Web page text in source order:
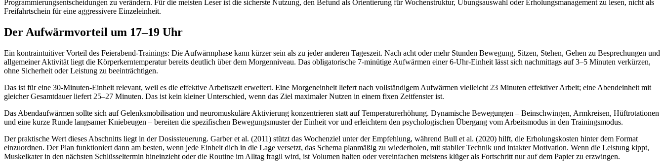
Programmierungsentscheidungen zu verändern. Für die meisten Leser ist die sicherste Nutzung, den Befund als Orientierung für Wochenstruktur, Übungsauswahl oder Erholungsmanagement zu lesen, nicht als
Freifahrtschein für eine aggressivere Einzeleinheit.
Der Aufwärmvorteil um 17–19 Uhr
Ein kontraintuitiver Vorteil des Feierabend-Trainings: Die Aufwärmphase kann kürzer sein als zu jeder anderen Tageszeit. Nach acht oder mehr Stunden Bewegung, Sitzen, Stehen, Gehen zu Besprechungen und
allgemeiner Aktivität liegt die Körperkerntemperatur bereits deutlich über dem Morgenniveau. Das obligatorische 7-minütige Aufwärmen einer 6-Uhr-Einheit lässt sich nachmittags auf 3–5 Minuten verkürzen,
ohne Sicherheit oder Leistung zu beeinträchtigen.
Das ist für eine 30-Minuten-Einheit relevant, weil es die effektive Arbeitszeit erweitert. Eine Morgeneinheit liefert nach vollständigem Aufwärmen vielleicht 23 Minuten effektiver Arbeit; eine Abendeinheit mit
gleicher Gesamtdauer liefert 25–27 Minuten. Das ist kein kleiner Unterschied, wenn das Ziel maximaler Nutzen in einem fixen Zeitfenster ist.
Das Abendaufwärmen sollte sich auf Gelenksmobilisation und neuromuskuläre Aktivierung konzentrieren statt auf Temperaturerhöhung. Dynamische Bewegungen – Beinschwingen, Armkreisen, Hüftrotationen
und eine kurze Runde langsamer Kniebeugen – bereiten die spezifischen Bewegungsmuster der Einheit vor und erleichtern den psychologischen Übergang vom Arbeitsmodus in den Trainingsmodus.
Der praktische Wert dieses Abschnitts liegt in der Dosissteuerung. Garber et al. (2011) stützt das Wochenziel unter der Empfehlung, während Bull et al. (2020) hilft, die Erholungskosten hinter dem Format
einzuordnen. Der Plan funktioniert dann am besten, wenn jede Einheit dich in die Lage versetzt, das Schema planmäßig zu wiederholen, mit stabiler Technik und intakter Motivation. Wenn die Leistung kippt,
Muskelkater in den nächsten Schlüsseltermin hineinzieht oder die Routine im Alltag fragil wird, ist Volumen halten oder vereinfachen meistens klüger als Fortschritt nur auf dem Papier zu erzwingen.